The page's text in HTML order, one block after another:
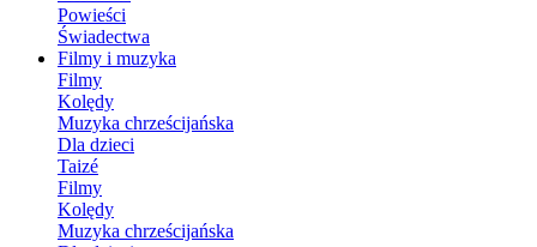
Powieści
Świadectwa
Filmy i muzyka
Filmy
Kolędy
Muzyka chrześcijańska
Dla dzieci
Taizé
Filmy
Kolędy
Muzyka chrześcijańska